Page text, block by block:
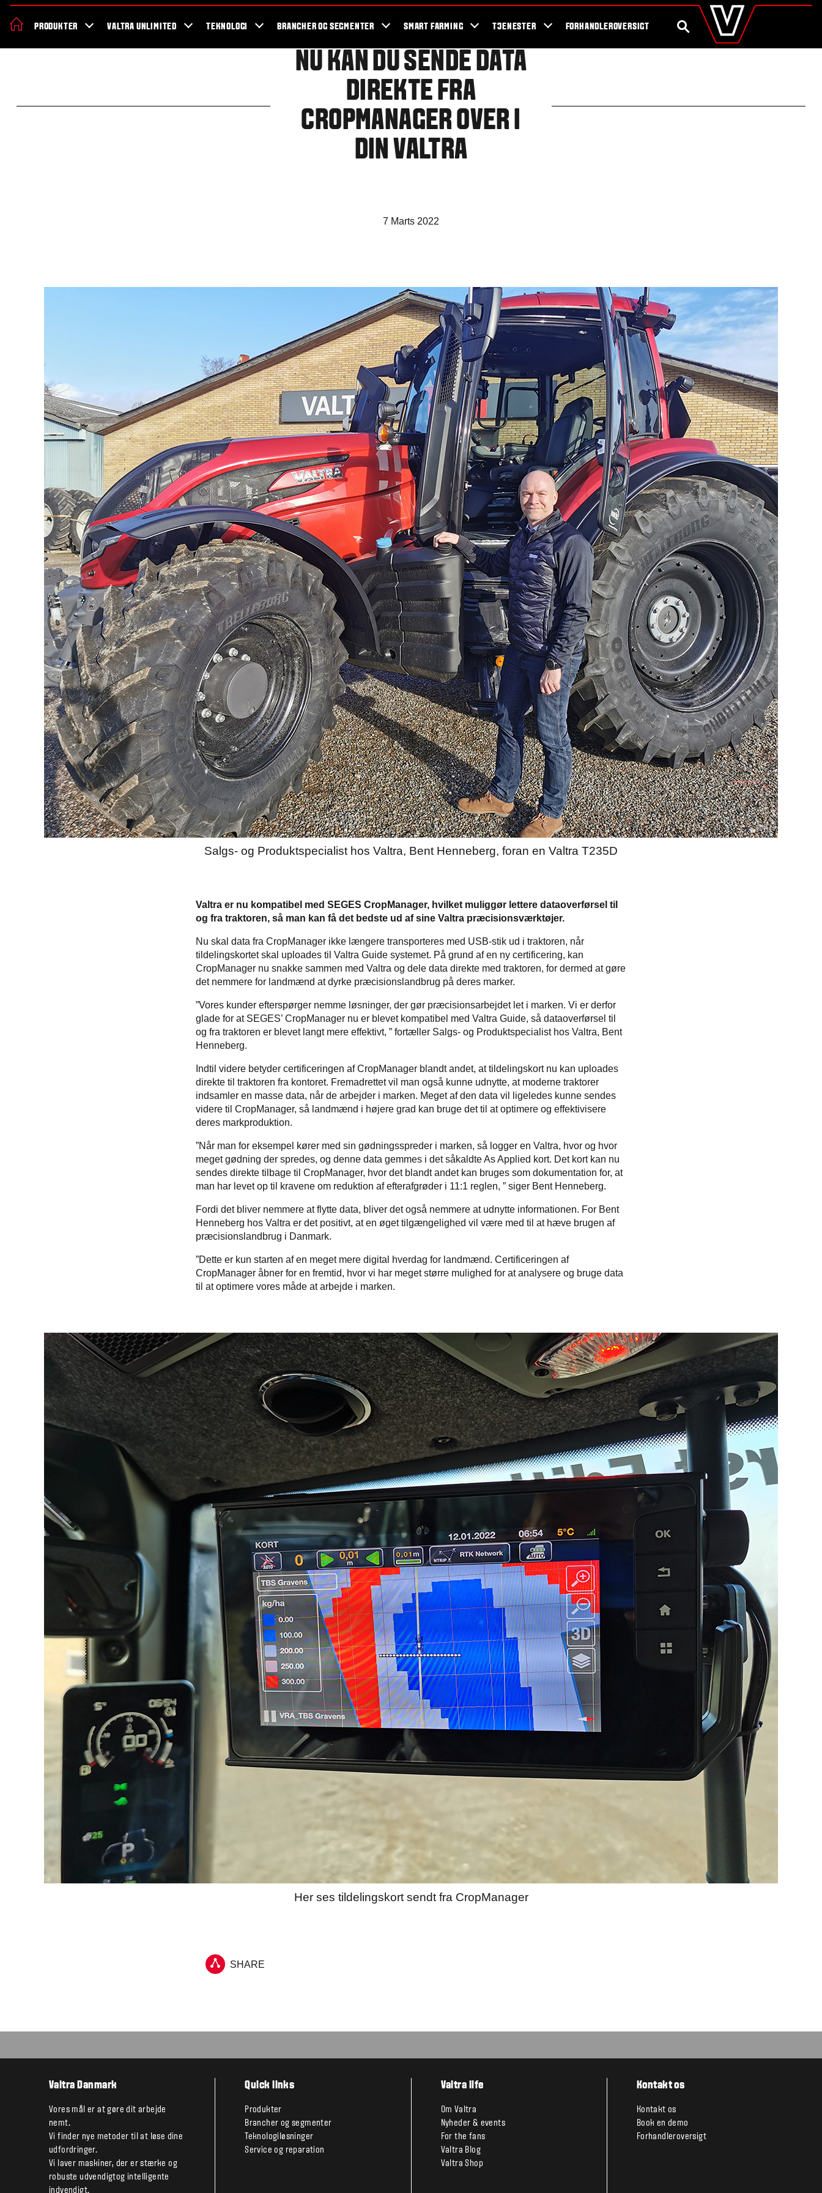
valtra.dk
Global
Spain
Sweden
United Kingdom
Eastern Europe
Україна
South America
Brazil
Middle East
United Arab Emirates
Africa
English
Asia
China
Australia
Australia & New Zealand
PRODUKTER VALTRA UNLIMITED TEKNOLOGI BRANCHER OG SEGMENTER SMART FARMING TJENESTER FORHANDLEROVERSIGT SØG
NU KAN DU SENDE DATA
DIREKTE FRA
CROPMANAGER OVER I
DIN VALTRA
7 Marts 2022
Salgs- og Produktspecialist hos Valtra, Bent Henneberg, foran en Valtra T235D
Valtra er nu kompatibel med SEGES CropManager, hvilket muliggør lettere dataoverførsel til
og fra traktoren, så man kan få det bedste ud af sine Valtra præcisionsværktøjer.
Nu skal data fra CropManager ikke længere transporteres med USB-stik ud i traktoren, når
tildelingskortet skal uploades til Valtra Guide systemet. På grund af en ny certificering, kan
CropManager nu snakke sammen med Valtra og dele data direkte med traktoren, for dermed at gøre
det nemmere for landmænd at dyrke præcisionslandbrug på deres marker.
”Vores kunder efterspørger nemme løsninger, der gør præcisionsarbejdet let i marken. Vi er derfor
glade for at SEGES’ CropManager nu er blevet kompatibel med Valtra Guide, så dataoverførsel til
og fra traktoren er blevet langt mere effektivt, ” fortæller Salgs- og Produktspecialist hos Valtra, Bent
Henneberg.
Indtil videre betyder certificeringen af CropManager blandt andet, at tildelingskort nu kan uploades
direkte til traktoren fra kontoret. Fremadrettet vil man også kunne udnytte, at moderne traktorer
indsamler en masse data, når de arbejder i marken. Meget af den data vil ligeledes kunne sendes
videre til CropManager, så landmænd i højere grad kan bruge det til at optimere og effektivisere
deres markproduktion.
”Når man for eksempel kører med sin gødningsspreder i marken, så logger en Valtra, hvor og hvor
meget gødning der spredes, og denne data gemmes i det såkaldte As Applied kort. Det kort kan nu
sendes direkte tilbage til CropManager, hvor det blandt andet kan bruges som dokumentation for, at
man har levet op til kravene om reduktion af efterafgrøder i 11:1 reglen, ” siger Bent Henneberg.
Fordi det bliver nemmere at flytte data, bliver det også nemmere at udnytte informationen. For Bent
Henneberg hos Valtra er det positivt, at en øget tilgængelighed vil være med til at hæve brugen af
præcisionslandbrug i Danmark.
”Dette er kun starten af en meget mere digital hverdag for landmænd. Certificeringen af
CropManager åbner for en fremtid, hvor vi har meget større mulighed for at analysere og bruge data
til at optimere vores måde at arbejde i marken.
Her ses tildelingskort sendt fra CropManager
SHARE
Valtra Danmark
Vores mål er at gøre dit arbejde
nemt.
Vi finder nye metoder til at løse dine
udfordringer.
Vi laver maskiner, der er stærke og
robuste udvendigtog intelligente
indvendigt.
Quick links
Produkter
Brancher og segmenter
Teknologiløsninger
Service og reparation
Valtra life
Om Valtra
Nyheder & events
For the fans
Valtra Blog
Valtra Shop
Kontakt os
Kontakt os
Book en demo
Forhandleroversigt